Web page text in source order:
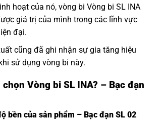
hoạt của nó, vòng bi Vòng bi SL INA
giá trị của mình trong các lĩnh vực
đại.
cũng đã ghi nhận sự gia tăng hiệu
sử dụng vòng bi này.
Vòng bi SL INA? – Bạc đạn
bền của sản phẩm – Bạc đạn SL 02